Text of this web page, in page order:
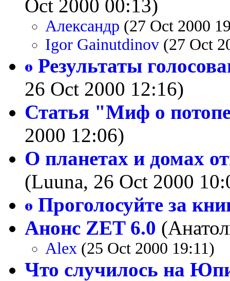
Oct 2000 00:13)
Александр (27 Oct 2000
Igor Gainutdinov (27 Oct
Результаты
26 Oct 2000 12:16)
Статья "Миф о
2000 12:06)
О планетах и домах
(Luuna, 26 Oct 2000
Проголосуйте за
Анонс ZET 6.0
Alex (25 Oct 2000 19:11)
Что случилось на